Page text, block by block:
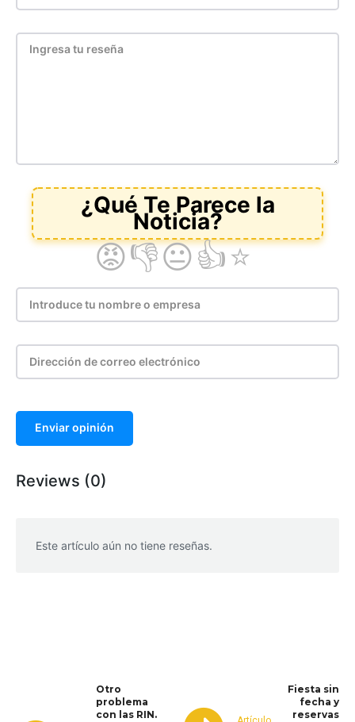
Enviar opinión
Reviews (0)
Este artículo aún no tiene reseñas.
Otro
problema
con las RIN.
Fiesta sin
fecha y
reservas